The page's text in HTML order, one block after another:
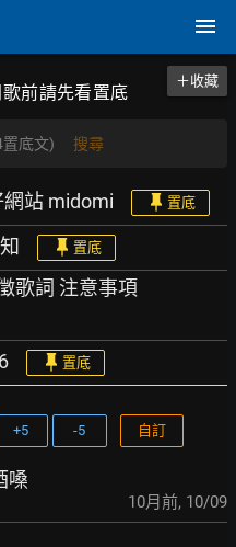
前請先看置底
＋收藏
置底文) 搜尋
網站 midomi 置底
置底
歌詞 注意事項
置底
+5 -5 自訂
嗓
10月前, 10/09